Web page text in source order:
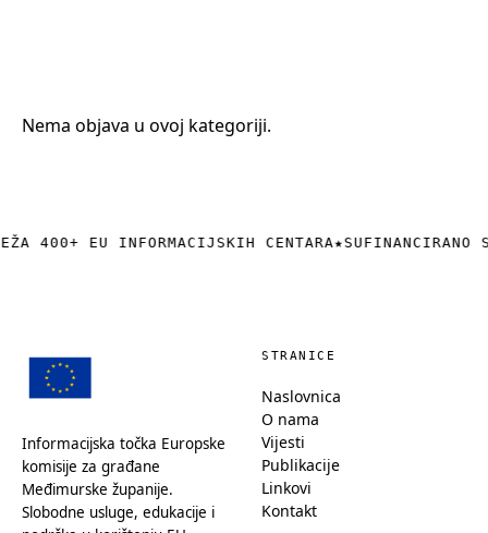
Nema objava u ovoj kategoriji.
400+ EU INFORMACIJSKIH CENTARA★SUFINANCIRANO
Informacijska točka Europske
komisije za građane
Međimurske županije.
Slobodne usluge, edukacije i
STRANICE
Naslovnica
O nama
Vijesti
Publikacije
Linkovi
Kontakt